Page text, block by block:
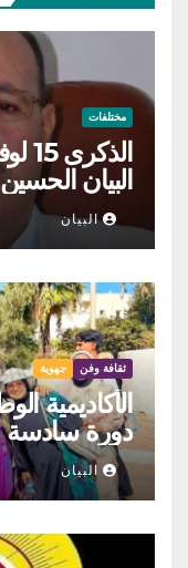
مختلفات
البيان
عاش شامخا
البيان
ثقافة وفن جهوية
الأكاديمية
دورة سادسة
المنستير
البيان